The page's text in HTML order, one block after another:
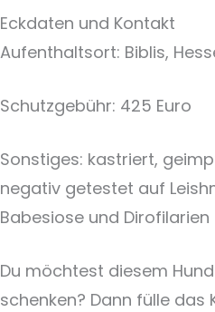
Eckdaten und Kontakt
Aufenthaltsort: Biblis,
Schutzgebühr: 425 Euro
Sonstiges: kastriert,
negativ getestet auf
Babesiose und Dirofilarien
Du möchtest diesem
schenken? Dann fülle